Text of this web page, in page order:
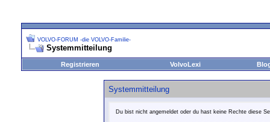
VOLVO-FORUM -die VOLVO-Familie-
Systemmitteilung
Registrieren VolvoLexi
Systemmitteilung
Du bist nicht angemeldet oder du hast keine Rechte diese